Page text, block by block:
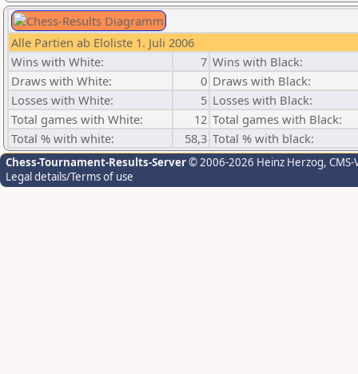
Alle Partien ab Eloliste 1. Juli 2006
Wins with White:
7 Wins with Black:
Draws with White:
0 Draws with Black:
Losses with White:
5 Losses with Black:
Total games with White:
12 Total games with Black:
Total % with white:
58,3 Total % with black:
Chess-Tournament-Results-Server© 2006-2026 Heinz Herzog,
Legal details/Terms of use